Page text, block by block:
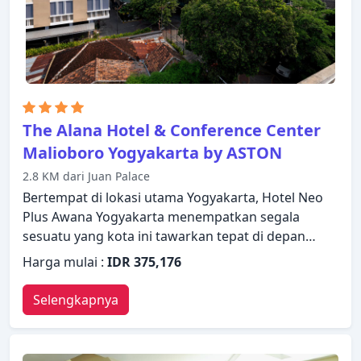
fasilitas rekreasi seperti kolam renang luar
ruangan, spa, kolam renang anak, taman. Apa pun
alasan Anda mengunjungi Yogyakarta, The Grand
Palace Hotel Yogyakarta akan membuat Anda
langsung merasa seperti di rumah.
The Alana Hotel & Conference Center
Malioboro Yogyakarta by ASTON
2.8 KM dari Juan Palace
Bertempat di lokasi utama Yogyakarta, Hotel Neo
Plus Awana Yogyakarta menempatkan segala
sesuatu yang kota ini tawarkan tepat di depan
pintu kamar Anda. Menawarkan berbagai fasilitas
dan layanan, hotel menyediakan semua yang Anda
butuhkan untuk bermalam dengan nyaman. WiFi
gratis di semua kamar, satpam 24 jam, resepsionis
24 jam, Wi-fi di tempat umum, tempat parkir mobil
ada dalam daftar hal-hal yang para tamu dapat
Harga mulai : IDR 375,176
Selengkapnya